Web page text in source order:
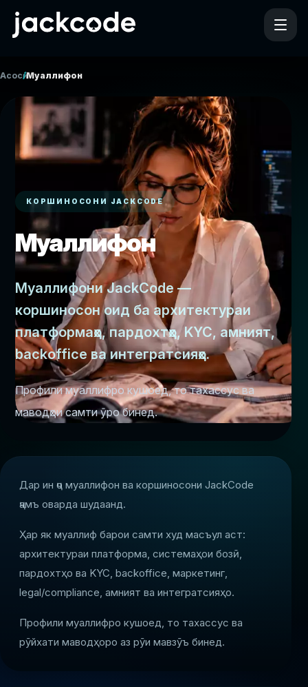
Асосӣ/Муаллифон
КОРШИНОСОНИ JACKCODE
Муаллифон
Муаллифони JackCode —
коршиносон оид ба архитектураи
платформаҳо, пардохтҳо, KYC, амният,
backoffice ва интегратсияҳо.
Профили муаллифро кушоед, то тахассус ва
маводҳои самти ӯро бинед.
Дар ин ҷо муаллифон ва коршиносони JackCode
ҷамъ оварда шудаанд.
Ҳар як муаллиф барои самти худ масъул аст:
архитектураи платформа, системаҳои бозӣ,
пардохтҳо ва KYC, backoffice, маркетинг,
legal/compliance, амният ва интегратсияҳо.
Профили муаллифро кушоед, то тахассус ва
рӯйхати маводҳоро аз рӯи мавзӯъ бинед.